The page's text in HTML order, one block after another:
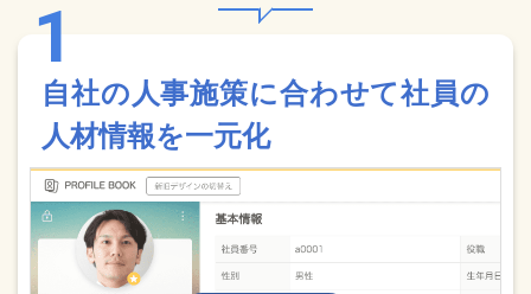
自社の人事施策に合わせて社員の
人材情報を一元化